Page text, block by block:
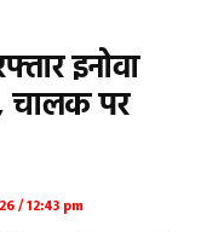
इनोवा
चालक पर
/ 12:43 pm